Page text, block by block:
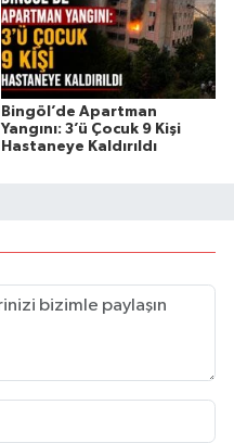
Bingöl’de Apartman
Yangını: 3’ü Çocuk 9 Kişi
Hastaneye Kaldırıldı